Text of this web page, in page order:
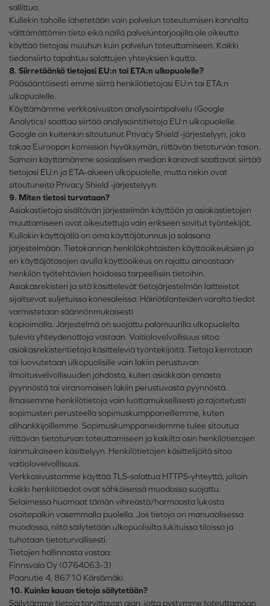
sallittua.
Kullekin taholle lähetetään vain palvelun toteutumisen kannalta
välttämättömin tieto eikä näillä palveluntarjoajilla ole oikeutta
käyttää tietojasi muuhun kuin palvelun toteuttamiseen. Kaikki
tiedonsiirto tapahtuu salattujen yhteyksien kautta.
8. Siirretäänkö tietojasi EU:n tai ETA:n ulkopuolelle?
Pääsääntöisesti emme siirrä henkilötietojasi EU:n tai ETA:n
ulkopuolelle.
Käyttämämme verkkosivuston analysointipalvelu (Google
Analytics) saattaa siirtää analysointitietoja EU:n ulkopuolelle.
Google on kuitenkin sitoutunut Privacy Shield -järjestelyyn, joka
takaa Euroopan komission hyväksymän, riittävän tietoturvan tason.
Samoin käyttämämme sosiaalisen median kanavat saattavat siirtää
tietojasi EU:n ja ETA-alueen ulkopuolelle, mutta nekin ovat
sitoutuneita Privacy Shield -järjestelyyn.
9. Miten tietosi turvataan?
Asiakastietoja sisältävän järjestelmän käyttöön ja asiakastietojen
muuttamiseen ovat oikeutettuja vain erikseen sovitut työntekijät.
Kullakin käyttäjällä on oma käyttäjätunnus ja salasana
järjestelmään. Tietokannan henkilökohtaisten käyttöoikeuksien ja
eri käyttäjätasojen avulla käyttöoikeus on rajattu ainoastaan
henkilön työtehtävien hoidossa tarpeellisiin tietoihin.
Asiakasrekisteri ja sitä käsittelevät tietojärjestelmän laitteistot
sijaitsevat suljetuissa konesaleissa. Häiriötilanteiden varalta tiedot
varmistetaan säännönmukaisesti
kopioimalla. Järjestelmä on suojattu palomuurilla ulkopuolelta
tulevia yhteydenottoja vastaan. Vaitiolovelvollisuus sitoo
asiakasrekisteritietoja käsitteleviä työntekijöitä. Tietoja kerrotaan
tai luovutetaan ulkopuolisille vain lakiin perustuvan
ilmoitusvelvollisuuden johdosta, kuten asiakkaan omasta
pyynnöstä tai viranomaisen lakiin perustuvasta pyynnöstä.
Ilmaisemme henkilötietoja vain luottamuksellisesti ja rajoitetusti
sopimusten perusteella sopimuskumppaneillemme, kuten
alihankkijoillemme. Sopimuskumppaneidemme tulee sitoutua
riittävän tietoturvan toteuttamiseen ja kaikilta osin henkilötietojen
lainmukaiseen käsittelyyn. Henkilötietojen käsittelijöitä sitoo
vaitiolovelvollisuus.
Verkkosivustomme käyttää TLS-salattua HTTPS-yhteyttä, jolloin
kaikki henkilötiedot ovat sähköisessä muodossa suojattu.
Selaimessa huomaat tämän vihreästä/harmaasta lukosta
osoitepalkin vasemmalla puolella. Jos tietoja on manuaalisessa
muodossa, niitä säilytetään ulkopuolisilta lukituissa tiloissa ja
tuhotaan tietoturvallisesti.
Tietojen hallinnasta vastaa:
Finnsvala Oy (0764063-3)
Paanutie 4, 86710 Kärsämäki
10. Kuinka kauan tietoja säilytetään?
Säilytämme tietoja tarvittavan ajan, jotta pystymme toteuttamaan